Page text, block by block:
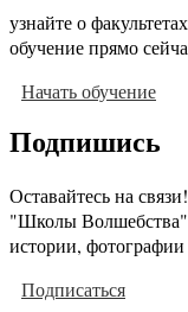
узнайте о
обучение прямо
Начать обучение
Подпишись
Оставайтесь на
"Школы
истории,
Подписаться